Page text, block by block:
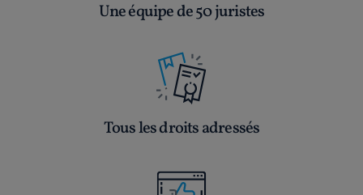
Une équipe de 50 juristes
Tous les droits adressés